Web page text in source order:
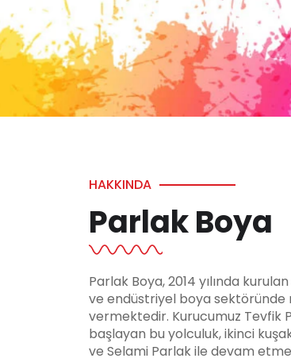
HAKKINDA
Parlak Boya
Parlak Boya, 2014 yılında
ve endüstriyel boya
vermektedir. Kurucumuz Tevfik
başlayan bu yolculuk, ikinci
ve Selami Parlak ile devam